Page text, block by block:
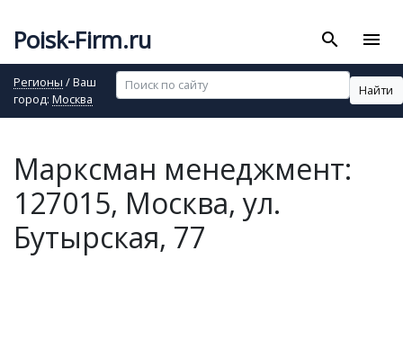
Poisk-Firm.ru search menu
Регионы / Ваш
город: Москва
Найти
Марксман менеджмент:
127015, Москва, ул.
Бутырская, 77